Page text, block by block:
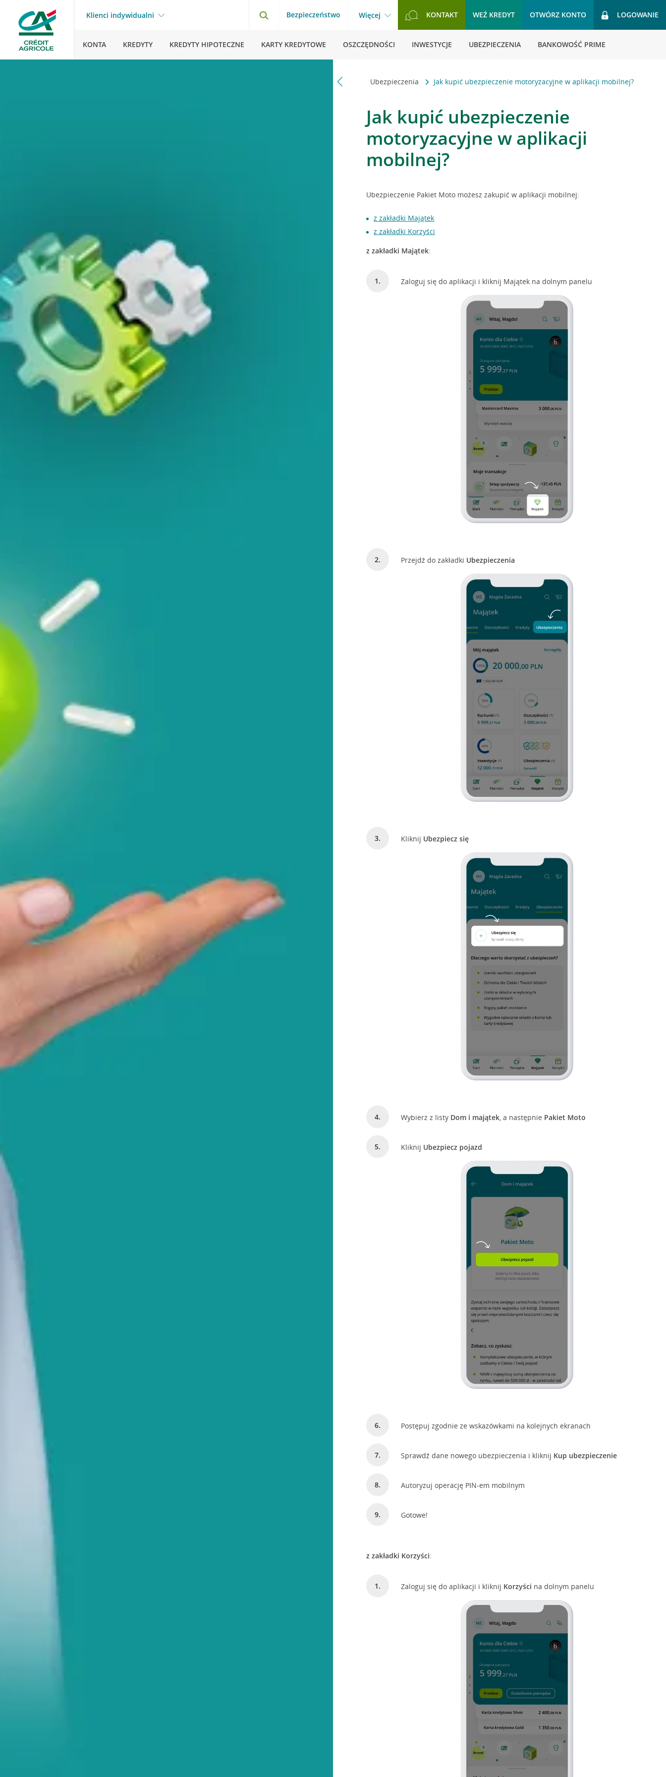
Klienci indywidualni Bezpieczeństwo Więcej KONTAKT WEŹ KREDYT OTWÓRZ KONTO LOGOWANIE
KONTA KREDYTY KREDYTY HIPOTECZNE KARTY KREDYTOWE OSZCZĘDNOŚCI INWESTYCJE UBEZPIECZENIA BANKOWOŚĆ PRIME
Pytania i odpowiedzi Ubezpieczenia Jak kupić ubezpieczenie motoryzacyjne w aplikacji mobilnej?
Jak kupić ubezpieczenie
motoryzacyjne w aplikacji
mobilnej?
Ubezpieczenie Pakiet Moto możesz zakupić w aplikacji mobilnej:
z zakładki Majątek
z zakładki Korzyści
z zakładki Majątek:
Zaloguj się do aplikacji i kliknij Majątek na dolnym panelu
Przejdź do zakładki Ubezpieczenia
Kliknij Ubezpiecz się
Wybierz z listy Dom i majątek, a następnie Pakiet Moto
Kliknij Ubezpiecz pojazd
Postępuj zgodnie ze wskazówkami na kolejnych ekranach
Sprawdź dane nowego ubezpieczenia i kliknij Kup ubezpieczenie
Autoryzuj operację PIN-em mobilnym
Gotowe!
z zakładki Korzyści:
Zaloguj się do aplikacji i kliknij Korzyści na dolnym panelu